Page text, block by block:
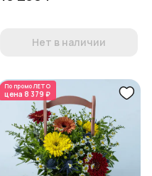
Нет в наличии
По промоЛЕТО
цена 8 379 ₽